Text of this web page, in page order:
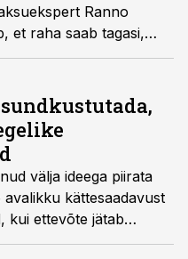
Ranno
et raha saab tagasi,
välja ideega piirata
kättesaadavust
kui ettevõte jätab